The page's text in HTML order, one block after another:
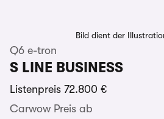
Bild dient der
Q6 e-tron
S LINE BUSINESS
Listenpreis 72.800 €
Carwow Preis ab